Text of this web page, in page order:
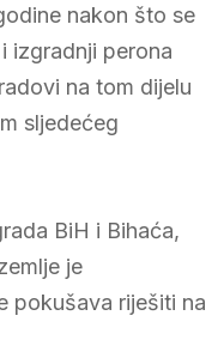
nakon što se
izgradnji perona
na tom dijelu
sljedećeg
BiH i Bihaća,
je
pokušava riješiti na